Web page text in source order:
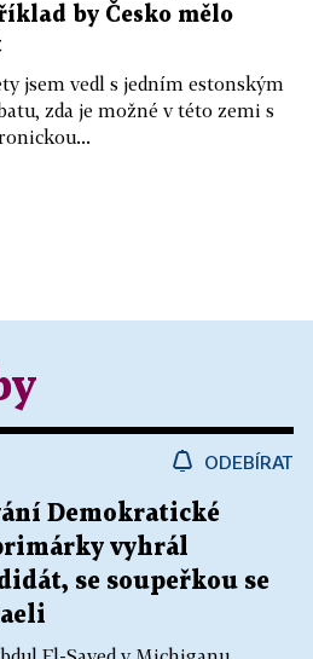
by Česko mělo
jsem vedl s jedním estonským
zda je možné v této zemi s
ODEBÍRAT
Demokratické
vyhrál
se soupeřkou se